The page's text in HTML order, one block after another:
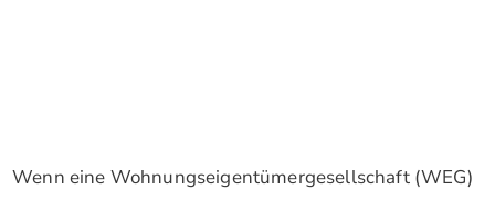
Wenn eine Wohnungseigentümergesellschaft (WEG)